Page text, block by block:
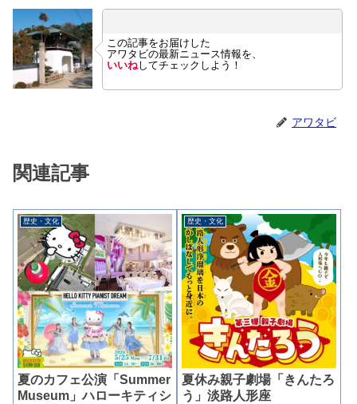
この記事をお届けした
アワタビの最新ニュース情報を、
いいねしてチェックしよう！
アワタビ
関連記事
歴史・文化
夏のカフェ公演「Summer
Museum」ハローキティシ
歴史・文化
夏休み親子劇場「きんたろ
う」淡路人形座